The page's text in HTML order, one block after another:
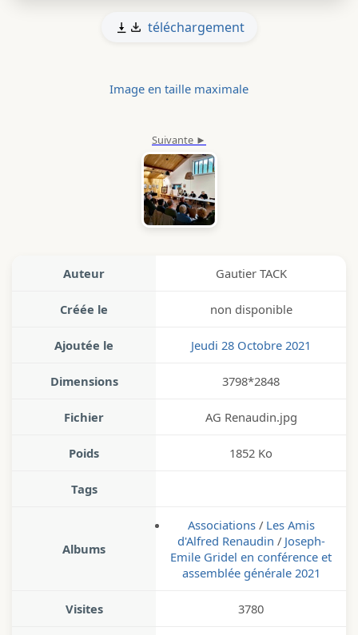
téléchargement
Image en taille maximale
Auteur Gautier TACK
Créée le non disponible
Ajoutée le Jeudi 28 Octobre 2021
Dimensions 3798*2848
Fichier AG Renaudin.jpg
Poids 1852 Ko
Tags
Albums
Associations/ Les Amis
d'Alfred Renaudin / Joseph-
Emile Gridel en conférence et
assemblée générale 2021
Visites 3780